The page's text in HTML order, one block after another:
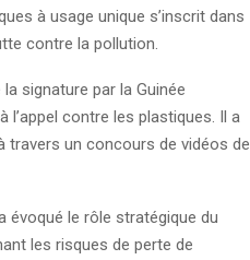
à usage unique s’inscrit dans
contre la pollution.
signature par la Guinée
l’appel contre les plastiques. Il a
travers un concours de vidéos de
évoqué le rôle stratégique du
les risques de perte de